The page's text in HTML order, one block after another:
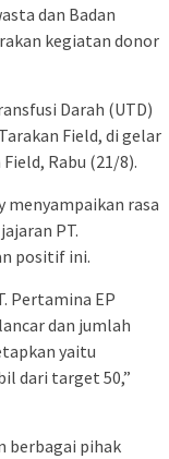
dan Badan
kegiatan donor
Darah (UTD)
Field, di gelar
Rabu (21/8).
menyampaikan rasa
PT.
positif ini.
Pertamina EP
dan jumlah
yaitu
dari target 50,”
berbagai pihak